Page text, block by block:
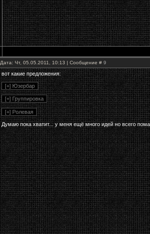
Дата: Чт, 05.05.2011, 10:13 | Сообщение # 9
вот какие предложения:
Думаю пока хватит... у меня ещё много идей но всего